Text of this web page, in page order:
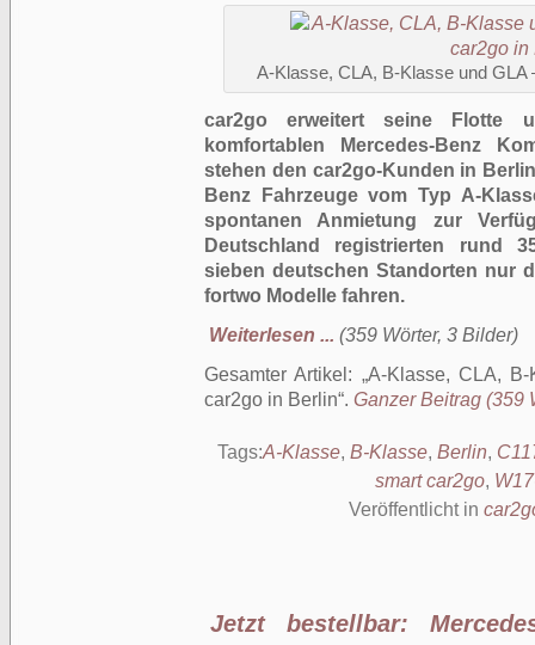
A-Klasse, CLA, B-Klasse und GLA
car2go erweitert seine Flotte
komfortablen Mercedes-Benz
stehen den car2go-Kunden in
Benz Fahrzeuge vom Typ A-
spontanen Anmietung zur
Deutschland registrierten rund
sieben deutschen Standorten nur
fortwo Modelle fahren.
Weiterlesen ... (359 Wörter, 3 Bilder)
Gesamter Artikel:
A-Klasse, CLA,
car2go in Berlin . Ganzer Beitrag (359
Tags:A-Klasse, B-Klasse, Berlin,
smart car2go,
Veröffentlicht in
Jetzt bestellbar: